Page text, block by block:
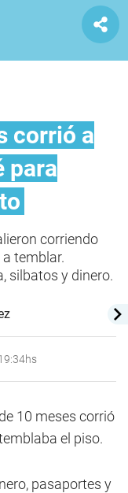
corrió a
para
corriendo
temblar.
silbatos y dinero.
10 meses corrió
el piso.
pasaportes y